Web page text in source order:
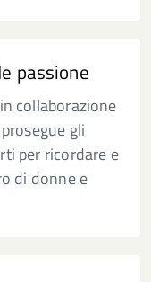
passione
collaborazione
gli
per ricordare e
di donne e